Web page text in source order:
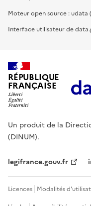
Moteur open source : udata
Interface utilisateur de
RÉPUBLIQUE
FRANÇAISE
Un produit de la
(DINUM).
legifrance.gouv.fr
Licences Modalités